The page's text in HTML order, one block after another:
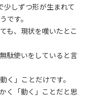
しずつ形が生まれて
です。
も、現状を嘆いたとこ
駄使いをしていると言
く」ことだけです。
く「動く」ことだと思